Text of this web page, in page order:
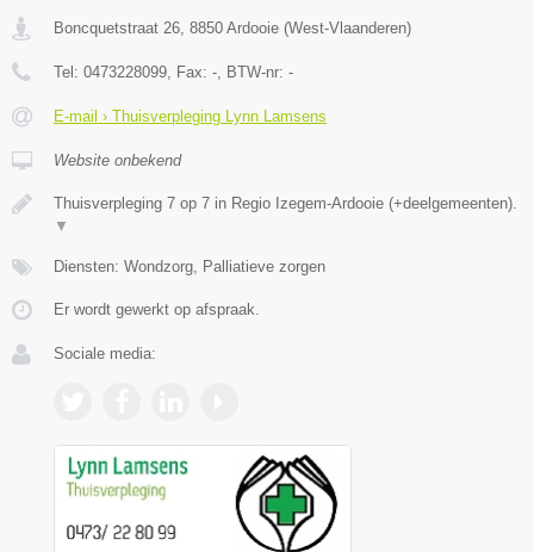
Boncquetstraat 26 8850 Ardooie (West-Vlaanderen)
Tel: 0473228099 , Fax: - , BTW-nr: -
E-mail › Thuisverpleging Lynn Lamsens
Website onbekend
Thuisverpleging 7 op 7 in Regio Izegem-Ardooie (+deelgemeenten).
▼
Diensten: Wondzorg, Palliatieve zorgen
Er wordt gewerkt op afspraak.
Sociale media: